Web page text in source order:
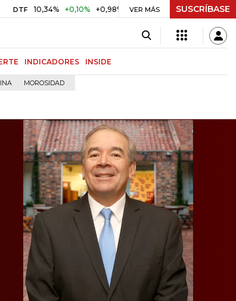
10,34% +0,10% +0,98% UVR $ 416,86 +$ 0,05 +0,01%
VER MÁS SUSCRÍBASE
INDICADORES INSIDE
MOROSIDAD